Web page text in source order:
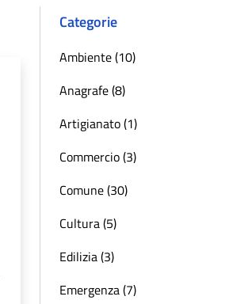
Categorie
Ambiente (10)
Anagrafe (8)
Artigianato (1)
Commercio (3)
Comune (30)
Cultura (5)
Edilizia (3)
Emergenza (7)